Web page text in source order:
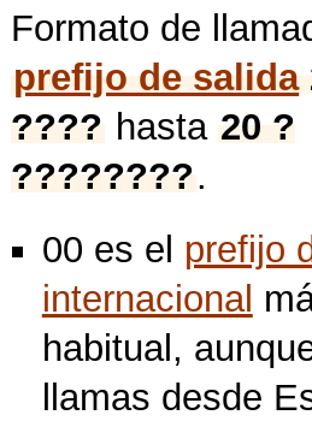
Formato de
prefijo de salida
???? hasta20 ?
????????.
00 es el prefijo
internacional
habitual,
llamas desde